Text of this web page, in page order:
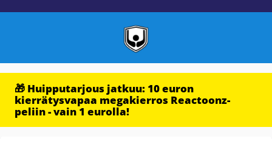
🎁 Huipputarjous jatkuu: 10 euron
kierrätysvapaa megakierros Reactoonz-
peliin - vain 1 eurolla!